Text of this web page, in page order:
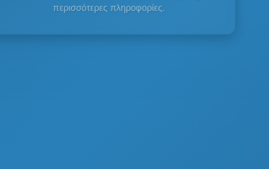
περισσότερες πληροφορίες.